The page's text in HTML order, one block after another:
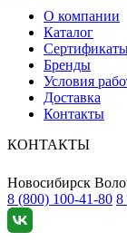
О компании
Каталог
Бренды
Условия
Доставка
Контакты
КОНТАКТЫ
Новосибирск
8 (800) 100-41-80 8